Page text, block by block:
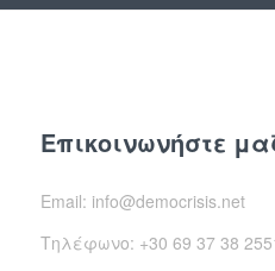
Επικοινωνήστε
Email: info@democrisis.net
Τηλέφωνο: +30 69 37 38